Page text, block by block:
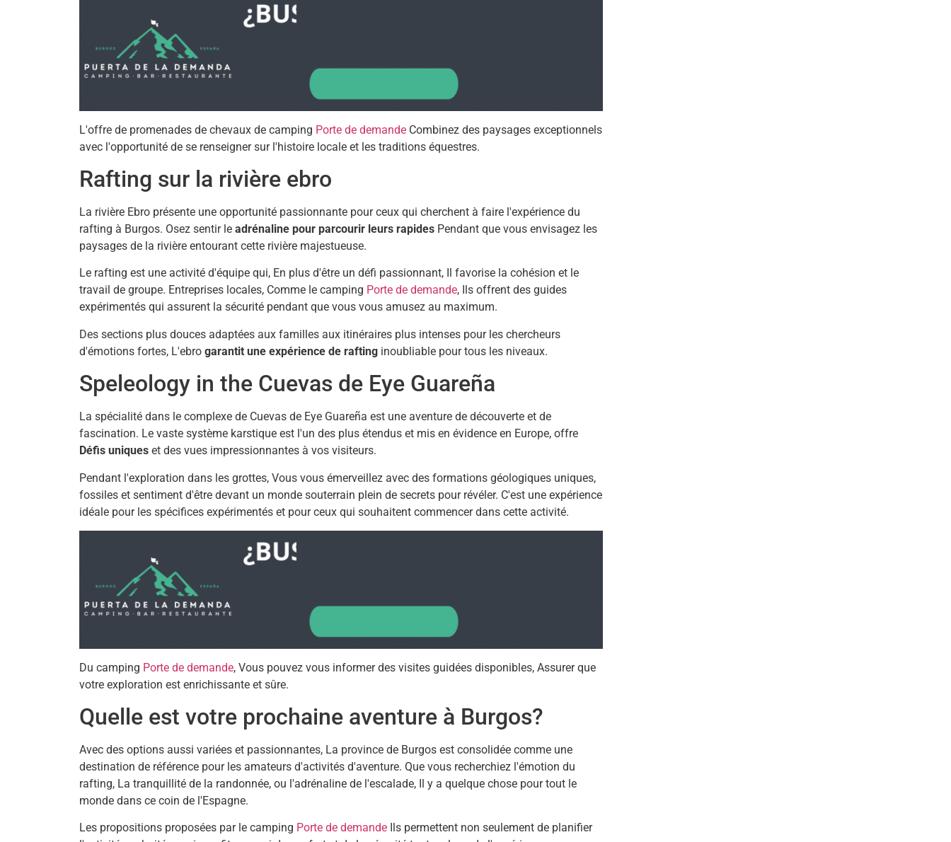
L'offre de promenades de chevaux de camping Porte de demande Combinez des paysages exceptionnels
avec l'opportunité de se renseigner sur l'histoire locale et les traditions équestres.
Rafting sur la rivière ebro
La rivière Ebro présente une opportunité passionnante pour ceux qui cherchent à faire l'expérience du
rafting à Burgos. Osez sentir le adrénaline pour parcourir leurs rapides Pendant que vous envisagez les
paysages de la rivière entourant cette rivière majestueuse.
Le rafting est une activité d'équipe qui, En plus d'être un défi passionnant, Il favorise la cohésion et le
travail de groupe. Entreprises locales, Comme le camping Porte de demande, Ils offrent des guides
expérimentés qui assurent la sécurité pendant que vous vous amusez au maximum.
Des sections plus douces adaptées aux familles aux itinéraires plus intenses pour les chercheurs
d'émotions fortes, L'ebro garantit une expérience de rafting inoubliable pour tous les niveaux.
Speleology in the Cuevas de Eye Guareña
La spécialité dans le complexe de Cuevas de Eye Guareña est une aventure de découverte et de
fascination. Le vaste système karstique est l'un des plus étendus et mis en évidence en Europe, offre
Défis uniques et des vues impressionnantes à vos visiteurs.
Pendant l'exploration dans les grottes, Vous vous émerveillez avec des formations géologiques uniques,
fossiles et sentiment d'être devant un monde souterrain plein de secrets pour révéler. C'est une expérience
idéale pour les spécifices expérimentés et pour ceux qui souhaitent commencer dans cette activité.
Du camping Porte de demande, Vous pouvez vous informer des visites guidées disponibles, Assurer que
votre exploration est enrichissante et sûre.
Quelle est votre prochaine aventure à Burgos?
Avec des options aussi variées et passionnantes, La province de Burgos est consolidée comme une
destination de référence pour les amateurs d'activités d'aventure. Que vous recherchiez l'émotion du
rafting, La tranquillité de la randonnée, ou l'adrénaline de l'escalade, Il y a quelque chose pour tout le
monde dans ce coin de l'Espagne.
Les propositions proposées par le camping Porte de demande Ils permettent non seulement de planifier